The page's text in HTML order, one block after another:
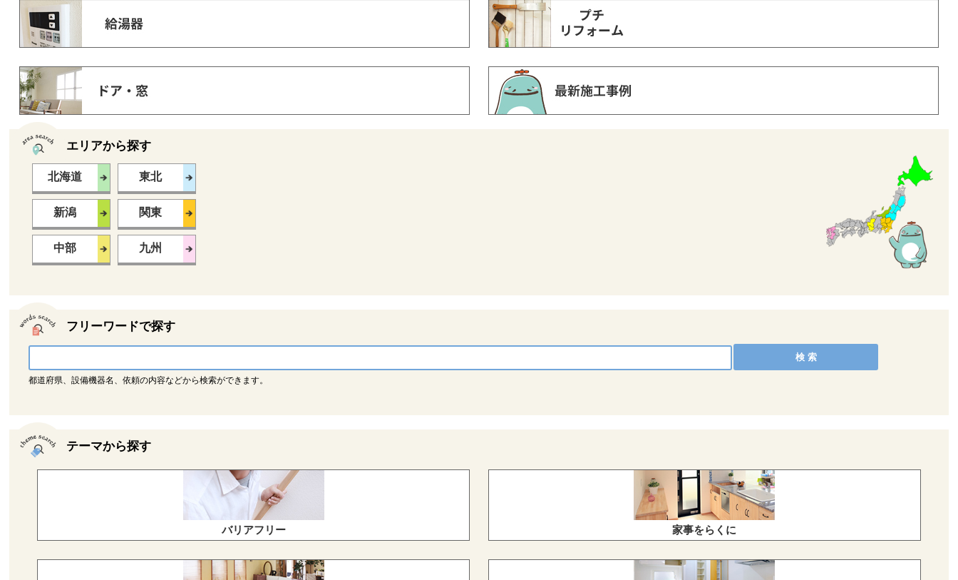
エリアから探す
北海道 東北
新潟 関東
中部 九州
フリーワードで探す
都道府県、設備機器名、依頼の内容などから検索ができます。
テーマから探す
バリアフリー 家事をらくに